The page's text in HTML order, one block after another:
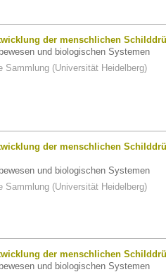
der menschlichen
und biologischen Systemen
Sammlung (Universität Heidelberg)
der menschlichen
und biologischen Systemen
Sammlung (Universität Heidelberg)
der menschlichen
und biologischen Systemen